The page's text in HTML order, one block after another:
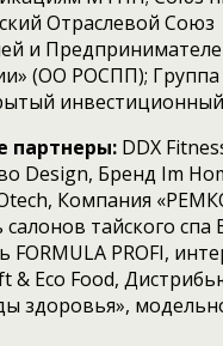
Отраслевой Союз
и
(ОО РОСПП);
инвестиционный
партнеры: DDX
Design, Бренд Im
Компания
салонов тайского
FORMULA PROFI,
& Eco Food,
здоровья»,